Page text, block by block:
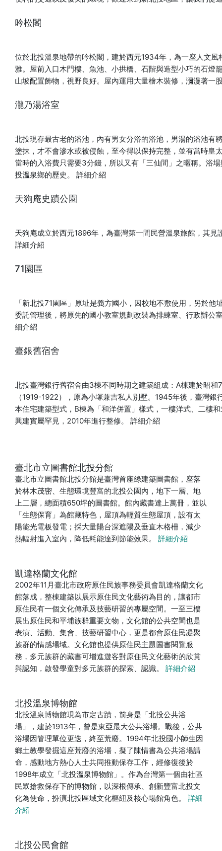
吟松閣
位於北投溫泉地帶的吟松閣，建於西元1934年，為一座人文
雅。屋前入口木門樓、魚池、小拱橋、石階與造型小巧的石燈
山坡配置飾物，視野良好。屋內運用大量檜木裝修，瀰漫著
瀧乃湯浴室
北投現存最古老的浴池，內有男女分浴的浴池，男湯的浴池
塗抹，才不會滲水或被侵蝕，至今得以保持完整，並有當時皇
當時的入浴費只需要3分錢，所以又有「三仙間」之暱稱。浴
投溫泉鄉的歷史。 詳細介紹
天狗庵史蹟公園
天狗庵成立於西元1896年，為臺灣第一間民營溫泉旅館，其
詳細介紹
71園區
「新北投71園區」原址是義方國小，因校地不敷使用，另於
委託管理後，將原先的國小教室規劃改裝為排練室、行政辦
細介紹
臺銀舊宿舍
北投臺灣銀行舊宿舍由3棟不同時期之建築組成：A棟建於昭
（1919-1922），原為小塚兼吉私人別墅。1945年後，臺灣
本住宅建築型式，B棟為「和洋併置」樣式，一樓洋式、二樓
興建實屬罕見，2010年進行整修。 詳細介紹
臺北市立圖書館北投分館
臺北市立圖書館北投分館是臺灣首座綠建築圖書館，座落
於林木茂密、生態環境豐富的北投公園內，地下一層、地
上二層，總面積650坪的圖書館。館內藏書達上萬冊，並以
「生態保育」為館藏特色，屋頂為輕質生態屋頂，設有太
陽能光電板發電；採大量陽台深遮陽及垂直木格柵，減少
熱輻射進入室內，降低耗能達到節能效果。 詳細介紹
凱達格蘭文化館
2002年11月臺北市政府原住民族事務委員會凱達格蘭文化
館落成，整棟建築以展示原住民文化藝術為目的，讓都市
原住民有一個文化傳承及技藝研習的專屬空間。一至三樓
展出原住民和平埔族群重要文物，文化館的公共空間也是
表演、活動、集會、技藝研習中心，更是都會原住民凝聚
族群的情感場域。文化館也提供原住民主題圖書閱覽服
務，多元族群的藏書可增進遊客對原住民文化藝術的欣賞
與認知，啟發學童對多元族群的探索、認識。 詳細介紹
北投溫泉博物館
北投溫泉博物館現為市定古蹟，前身是「北投公共浴
場」，建於1913年，曾是東亞最大公共浴場。戰後，公共
浴場因管理單位更迭，終至荒廢。1994年北投國小師生因
鄉土教學發掘這座荒廢的浴場，擬了陳情書為公共浴場請
命，感動地方熱心人士共同推動保存工作，經修復後於
1998年成立「北投溫泉博物館」。作為台灣第一個由社區
民眾搶救保存下的博物館，以深根傳承、創新豐富北投文
化為使命，扮演北投區域文化樞紐及核心場館角色。 詳細
介紹
北投公民會館